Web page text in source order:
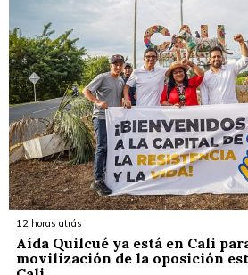
12 horas atrás
Aída Quilcué ya está en Cali
movilización de la oposición